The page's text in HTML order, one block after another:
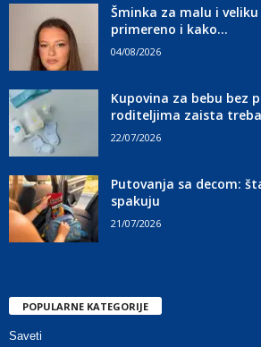
Šminka za malu i
primereno i kako...
04/08/2026
Kupovina za bebu bez
roditeljima zaista
22/07/2026
Putovanja sa decom:
spakuju
21/07/2026
POPULARNE KATEGORIJE
Saveti